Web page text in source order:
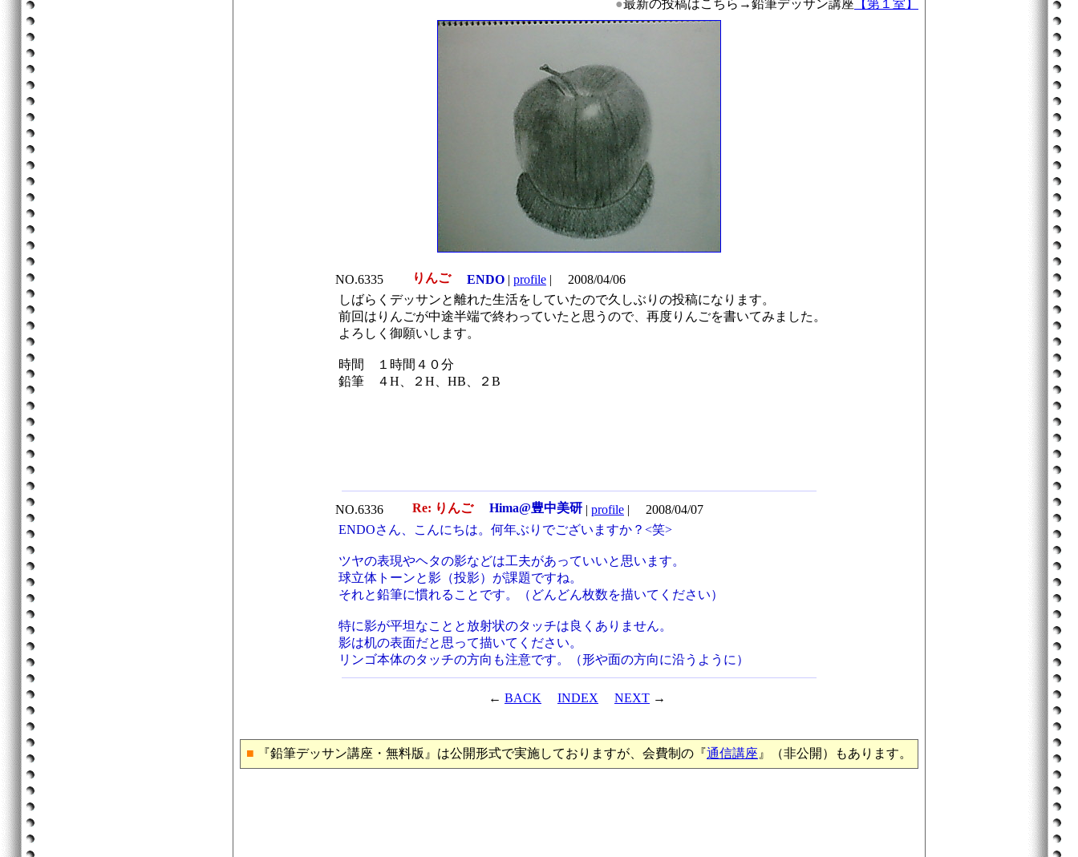
●最新の投稿はこちら→鉛筆デッサン講座 【第１室】
NO.6335 りんご ENDO | profile |
2008/04/06
しばらくデッサンと離れた生活をしていたので久しぶりの投稿になります。
前回はりんごが中途半端で終わっていたと思うので、再度りんごを書いてみました。
よろしく御願いします。
時間 １時間４０分
鉛筆 ４H、２H、HB、２B
NO.6336 Re: りんご Hima@豊中美研 | profile |
2008/04/07
ENDOさん、こんにちは。何年ぶりでございますか？<笑>
ツヤの表現やヘタの影などは工夫があっていいと思います。
球立体トーンと影（投影）が課題ですね。
それと鉛筆に慣れることです。（どんどん枚数を描いてください）
特に影が平坦なことと放射状のタッチは良くありません。
影は机の表面だと思って描いてください。
リンゴ本体のタッチの方向も注意です。（形や面の方向に沿うように）
← BACK INDEX NEXT →
■ 『鉛筆デッサン講座・無料版』は公開形式で実施しておりますが、会費制の『通信講座 』（非公開）もあります。